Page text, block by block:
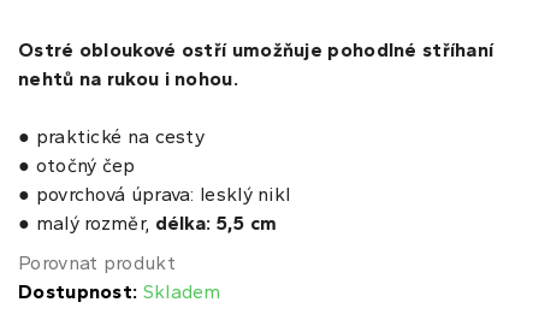
Ostré obloukové ostří umožňuje pohodlné stříhaní
nehtů na rukou i nohou.
● praktické na cesty
● otočný čep
● povrchová úprava: lesklý nikl
● malý rozměr, délka: 5,5 cm
Porovnat produkt
Dostupnost: Skladem